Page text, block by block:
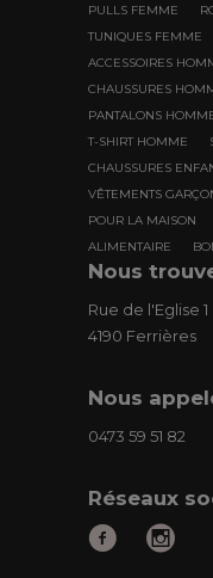
PULLS FEMME
TUNIQUES FEMME
ACCESSOIRES
CHAUSSURES
PANTALONS
T-SHIRT HOMME
CHAUSSURES
VÊTEMENTS
POUR LA MAISON
ALIMENTAIRE
Nous
Rue de l'Eglise 1
4190 Ferrières
Nous
0473 59 51 82
Réseaux